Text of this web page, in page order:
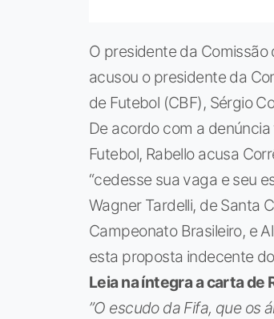
O presidente da Comissão
acusou o presidente da
de Futebol (CBF), Sérgio
De acordo com a
Futebol, Rabello acusa
“cedesse sua vaga e seu
Wagner Tardelli, de Santa
Campeonato Brasileiro, e
esta proposta indecente
Leia na íntegra a carta de
”O escudo da Fifa, que os